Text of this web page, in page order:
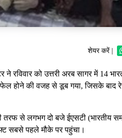
शेयर करें |
को उत्तरी अरब सागर में 14
होने की वजह से डूब गया, जिसके बाद
तरफ से लगभग दो बजे ईएसटी (भारतीय
सबसे पहले मौके पर पहुंचा।